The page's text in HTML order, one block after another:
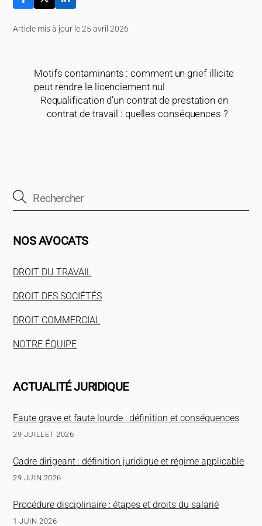
Article mis à jour le 25 avril 2026
Motifs contaminants : comment un grief illicite
peut rendre le licenciement nul
Requalification d’un contrat de prestation en
contrat de travail : quelles conséquences ?
NOS AVOCATS
DROIT DU TRAVAIL
DROIT DES SOCIÉTÉS
DROIT COMMERCIAL
NOTRE ÉQUIPE
ACTUALITÉ JURIDIQUE
Faute grave et faute lourde : définition et conséquences
29 JUILLET 2026
Cadre dirigeant : définition juridique et régime applicable
29 JUIN 2026
Procédure disciplinaire : étapes et droits du salarié
1 JUIN 2026